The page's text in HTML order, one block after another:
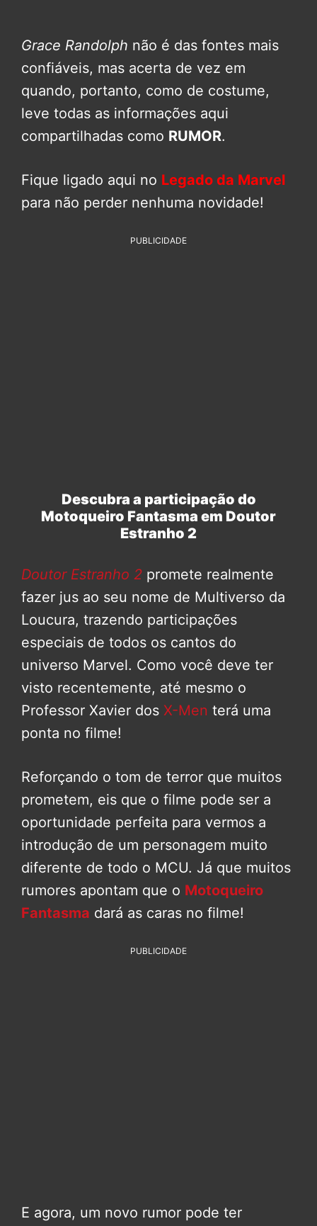
Grace Randolph não é das fontes mais
confiáveis, mas acerta de vez em
quando, portanto, como de costume,
leve todas as informações aqui
compartilhadas como RUMOR.
Fique ligado aqui no Legado da Marvel
para não perder nenhuma novidade!
PUBLICIDADE
Descubra a participação do
Motoqueiro Fantasma em Doutor
Estranho 2
Doutor Estranho 2 promete realmente
fazer jus ao seu nome de Multiverso da
Loucura, trazendo participações
especiais de todos os cantos do
universo Marvel. Como você deve ter
visto recentemente, até mesmo o
Professor Xavier dos X-Men terá uma
ponta no filme!
Reforçando o tom de terror que muitos
prometem, eis que o filme pode ser a
oportunidade perfeita para vermos a
introdução de um personagem muito
diferente de todo o MCU. Já que muitos
rumores apontam que o Motoqueiro
Fantasma dará as caras no filme!
PUBLICIDADE
E agora, um novo rumor pode ter